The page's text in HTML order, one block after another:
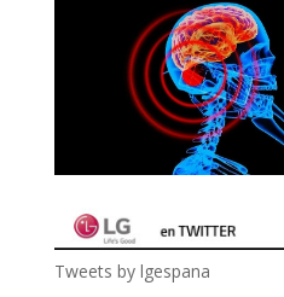
Tweets by lgespana